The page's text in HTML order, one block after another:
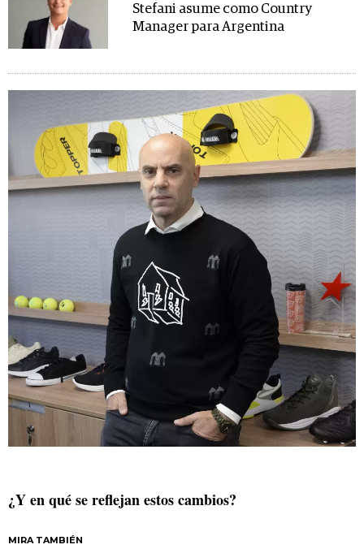
Stefani asume como Country
Manager para Argentina
¿Y en qué se reflejan estos cambios?
MIRA TAMBIÉN